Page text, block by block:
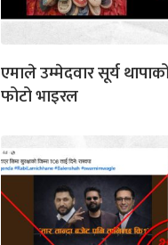
एमाले उम्मेदवार सूर्य
फोटो भाइरल